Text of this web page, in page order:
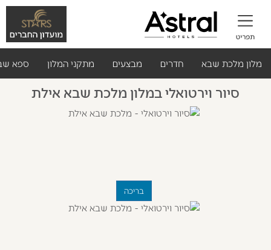
מלון מלכת שבא חדרים מבצעים מתקני המלון ספא
סיור וירטואלי במלון מלכת שבא אילת
בריכה